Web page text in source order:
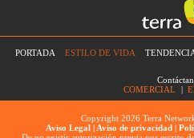
PORTADA ESTILO DE VIDA
COMERCIAL
Copyright 2026 Terra
Aviso Legal |
Aviso de privacidad |